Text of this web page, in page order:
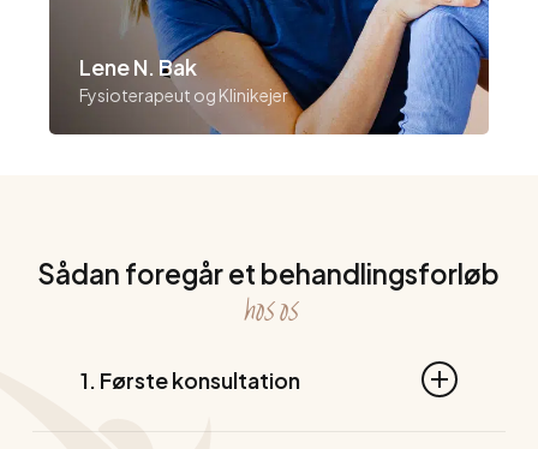
Lene N. Bak
Fysioterapeut og Klinikejer
Sådan foregår et behandlingsforløb
hosos
1. Første konsultation